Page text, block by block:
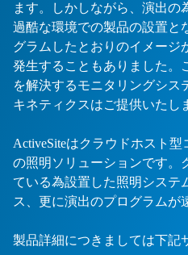
ます。しかしながら、演出の
過酷な環境での製品の設置と
グラムしたとおりのイメージ
発生することもありました。
を解決するモニタリングシス
キネティクスはご提供いたし
ActiveSiteはクラウドホスト
の照明ソリューションです。
ている為設置した照明システ
ス、更に演出のプログラムが
製品詳細につきましては下記